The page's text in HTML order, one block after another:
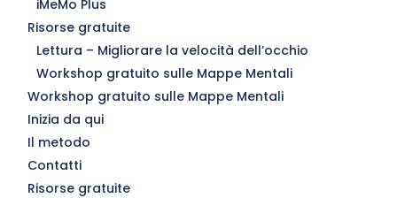
iMeMo Plus
Risorse gratuite
Lettura – Migliorare la velocità dell’occhio
Workshop gratuito sulle Mappe Mentali
Workshop gratuito sulle Mappe Mentali
Inizia da qui
Il metodo
Contatti
Risorse gratuite